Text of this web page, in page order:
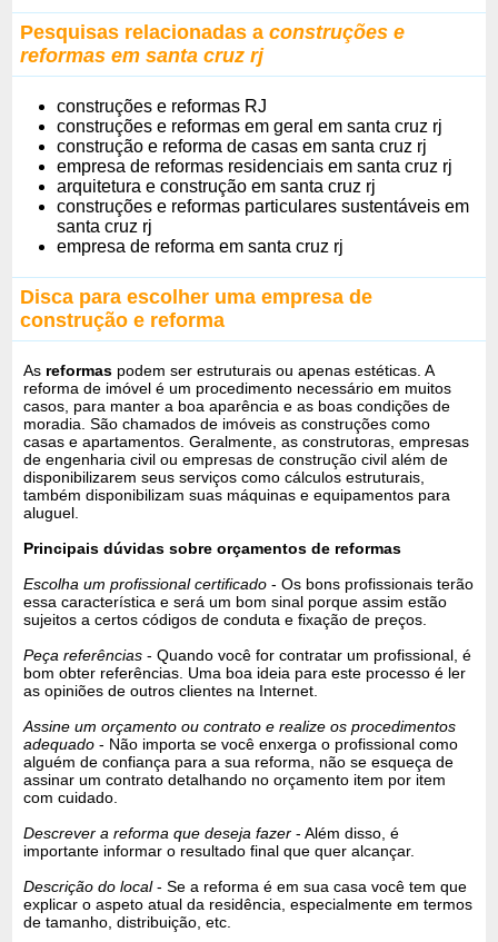
Pesquisas relacionadas aconstruções e
reformas em santa cruz rj
construções e reformas RJ
construções e reformas em geral em santa cruz rj
construção e reforma de casas em santa cruz rj
empresa de reformas residenciais em santa cruz rj
arquitetura e construção em santa cruz rj
construções e reformas particulares sustentáveis em
santa cruz rj
empresa de reforma em santa cruz rj
Disca para escolher uma empresa de
construção e reforma
As reformas podem ser estruturais ou apenas estéticas. A
reforma de imóvel é um procedimento necessário em muitos
casos, para manter a boa aparência e as boas condições de
moradia. São chamados de imóveis as construções como
casas e apartamentos. Geralmente, as construtoras, empresas
de engenharia civil ou empresas de construção civil além de
disponibilizarem seus serviços como cálculos estruturais,
também disponibilizam suas máquinas e equipamentos para
aluguel.
Principais dúvidas sobre orçamentos de reformas
Escolha um profissional certificado - Os bons profissionais terão
essa característica e será um bom sinal porque assim estão
sujeitos a certos códigos de conduta e fixação de preços.
Peça referências - Quando você for contratar um profissional, é
bom obter referências. Uma boa ideia para este processo é ler
as opiniões de outros clientes na Internet.
Assine um orçamento ou contrato e realize os procedimentos
adequado - Não importa se você enxerga o profissional como
alguém de confiança para a sua reforma, não se esqueça de
assinar um contrato detalhando no orçamento item por item
com cuidado.
Descrever a reforma que deseja fazer - Além disso, é
importante informar o resultado final que quer alcançar.
Descrição do local- Se a reforma é em sua casa você tem que
explicar o aspeto atual da residência, especialmente em termos
de tamanho, distribuição, etc.